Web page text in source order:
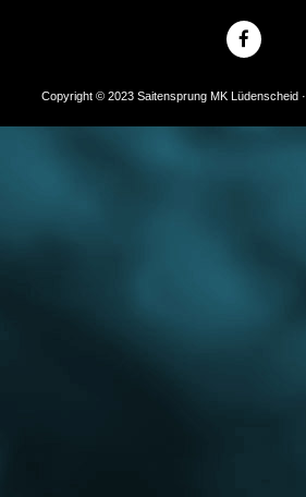
Copyright © 2023 Saitensprung MK Lüdenscheid ·